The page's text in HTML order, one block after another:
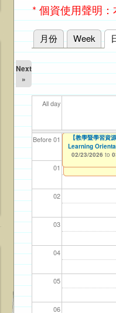
您在這裡
* 個資使用聲明
主要索引標籤
月份 Week
Next
»
All day
Before 01
01
02
03
04
05
06
【資網處】
整合系統～表單
03/27/2013 to
【財務處】工讀
11/12/2021to
07/31/2027
【財務處】漏打
錄
11/15/2021 to
114學年度前程
表(服務學習教師
04/17/2022 to
114
02/
114
03/
【學
07/
教務
11/
商品
11/
114
02/
【教學暨學習資
01/14/2026to
【教學暨學習
Orientation
02/23/2026 to
【桃園校區】
02/23/2026to
【教學暨學習
Learning
02/23/2026 to